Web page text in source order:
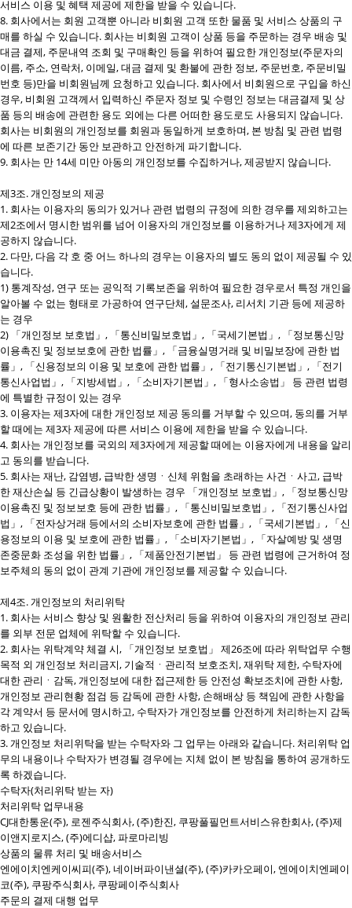
서비스 이용 및 혜택 제공에 제한을 받을 수 있습니다.
8. 회사에서는 회원 고객뿐 아니라 비회원 고객 또한 물품 및 서비스 상품의 구
매를 하실 수 있습니다. 회사는 비회원 고객이 상품 등을 주문하는 경우 배송 및
대금 결제, 주문내역 조회 및 구매확인 등을 위하여 필요한 개인정보(주문자의
이름, 주소, 연락처, 이메일, 대금 결제 및 환불에 관한 정보, 주문번호, 주문비밀
번호 등)만을 비회원님께 요청하고 있습니다. 회사에서 비회원으로 구입을 하신
경우, 비회원 고객께서 입력하신 주문자 정보 및 수령인 정보는 대금결제 및 상
품 등의 배송에 관련한 용도 외에는 다른 어떠한 용도로도 사용되지 않습니다.
회사는 비회원의 개인정보를 회원과 동일하게 보호하며, 본 방침 및 관련 법령
에 따른 보존기간 동안 보관하고 안전하게 파기합니다.
9. 회사는 만 14세 미만 아동의 개인정보를 수집하거나, 제공받지 않습니다.
제3조. 개인정보의 제공
1. 회사는 이용자의 동의가 있거나 관련 법령의 규정에 의한 경우를 제외하고는
제2조에서 명시한 범위를 넘어 이용자의 개인정보를 이용하거나 제3자에게 제
공하지 않습니다.
2. 다만, 다음 각 호 중 어느 하나의 경우는 이용자의 별도 동의 없이 제공될 수 있
습니다.
1) 통계작성, 연구 또는 공익적 기록보존을 위하여 필요한 경우로서 특정 개인을
알아볼 수 없는 형태로 가공하여 연구단체, 설문조사, 리서치 기관 등에 제공하
는 경우
2) 「개인정보 보호법」, 「통신비밀보호법」, 「국세기본법」, 「정보통신망
이용촉진 및 정보보호에 관한 법률」, 「금융실명거래 및 비밀보장에 관한 법
률」, 「신용정보의 이용 및 보호에 관한 법률」, 「전기통신기본법」, 「전기
통신사업법」, 「지방세법」, 「소비자기본법」, 「형사소송법」 등 관련 법령
에 특별한 규정이 있는 경우
3. 이용자는 제3자에 대한 개인정보 제공 동의를 거부할 수 있으며, 동의를 거부
할 때에는 제3자 제공에 따른 서비스 이용에 제한을 받을 수 있습니다.
4. 회사는 개인정보를 국외의 제3자에게 제공할 때에는 이용자에게 내용을 알리
고 동의를 받습니다.
5. 회사는 재난, 감염병, 급박한 생명ㆍ신체 위험을 초래하는 사건ㆍ사고, 급박
한 재산손실 등 긴급상황이 발생하는 경우 「개인정보 보호법」, 「정보통신망
이용촉진 및 정보보호 등에 관한 법률」, 「통신비밀보호법」, 「전기통신사업
법」, 「전자상거래 등에서의 소비자보호에 관한 법률」, 「국세기본법」, 「신
용정보의 이용 및 보호에 관한 법률」, 「소비자기본법」, 「자살예방 및 생명
존중문화 조성을 위한 법률」, 「제품안전기본법」 등 관련 법령에 근거하여 정
보주체의 동의 없이 관계 기관에 개인정보를 제공할 수 있습니다.
제4조. 개인정보의 처리위탁
1. 회사는 서비스 향상 및 원활한 전산처리 등을 위하여 이용자의 개인정보 관리
를 외부 전문 업체에 위탁할 수 있습니다.
2. 회사는 위탁계약 체결 시, 「개인정보 보호법」 제26조에 따라 위탁업무 수행
목적 외 개인정보 처리금지, 기술적ㆍ관리적 보호조치, 재위탁 제한, 수탁자에
대한 관리ㆍ감독, 개인정보에 대한 접근제한 등 안전성 확보조치에 관한 사항,
개인정보 관리현황 점검 등 감독에 관한 사항, 손해배상 등 책임에 관한 사항을
각 계약서 등 문서에 명시하고, 수탁자가 개인정보를 안전하게 처리하는지 감독
하고 있습니다.
3. 개인정보 처리위탁을 받는 수탁자와 그 업무는 아래와 같습니다. 처리위탁 업
무의 내용이나 수탁자가 변경될 경우에는 지체 없이 본 방침을 통하여 공개하도
록 하겠습니다.
수탁자(처리위탁 받는 자)
처리위탁 업무내용
CJ대한통운(주), 로젠주식회사, (주)한진, 쿠팡풀필먼트서비스유한회사, (주)제
이앤지로지스, (주)에디샵, 파로마리빙
상품의 물류 처리 및 배송서비스
엔에이치엔케이씨피(주), 네이버파이낸셜(주), (주)카카오페이, 엔에이치엔페이
코(주), 쿠팡주식회사, 쿠팡페이주식회사
주문의 결제 대행 업무